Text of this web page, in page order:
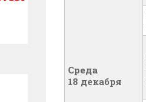
Среда
18 декабря